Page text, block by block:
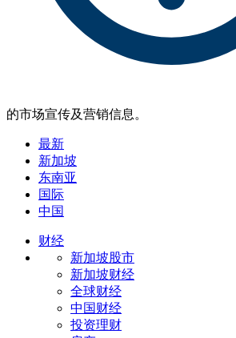
的市场宣传及营销信息。
最新
新加坡
东南亚
国际
中国
财经
新加坡股市
新加坡财经
全球财经
中国财经
投资理财